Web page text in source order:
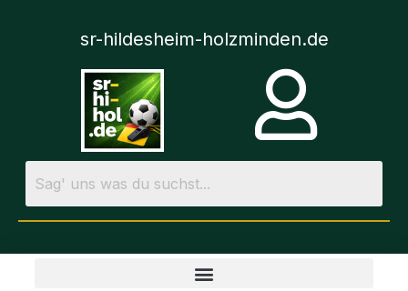
sr-hildesheim-holzminden.de